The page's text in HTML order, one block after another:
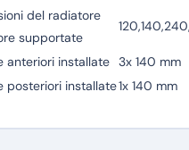
del radiatore
supportate
anteriori installate 3x 140 mm
posteriori installate1x 140 mm